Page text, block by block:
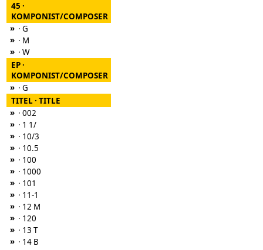
45 ·
KOMPONIST/COMPOSER
» · G
» · M
» · W
EP ·
KOMPONIST/COMPOSER
» · G
TITEL · TITLE
» · 002
» · 1 1/
» · 10/3
» · 10.5
» · 100
» · 1000
» · 101
» · 11-1
» · 12 M
» · 120
» · 13 T
» · 14 B